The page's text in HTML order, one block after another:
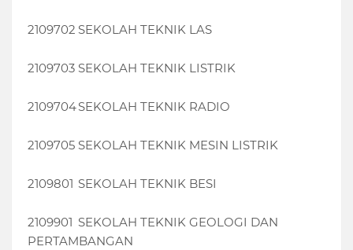
2109702 SEKOLAH TEKNIK LAS
2109703 SEKOLAH TEKNIK LISTRIK
2109704SEKOLAH TEKNIK RADIO
2109705 SEKOLAH TEKNIK MESIN LISTRIK
2109801 SEKOLAH TEKNIK BESI
2109901 SEKOLAH TEKNIK GEOLOGI DAN
PERTAMBANGAN